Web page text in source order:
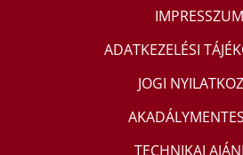
IMPRESSZUM
ADATKEZELÉSI
JOGI
TECHNIKAI